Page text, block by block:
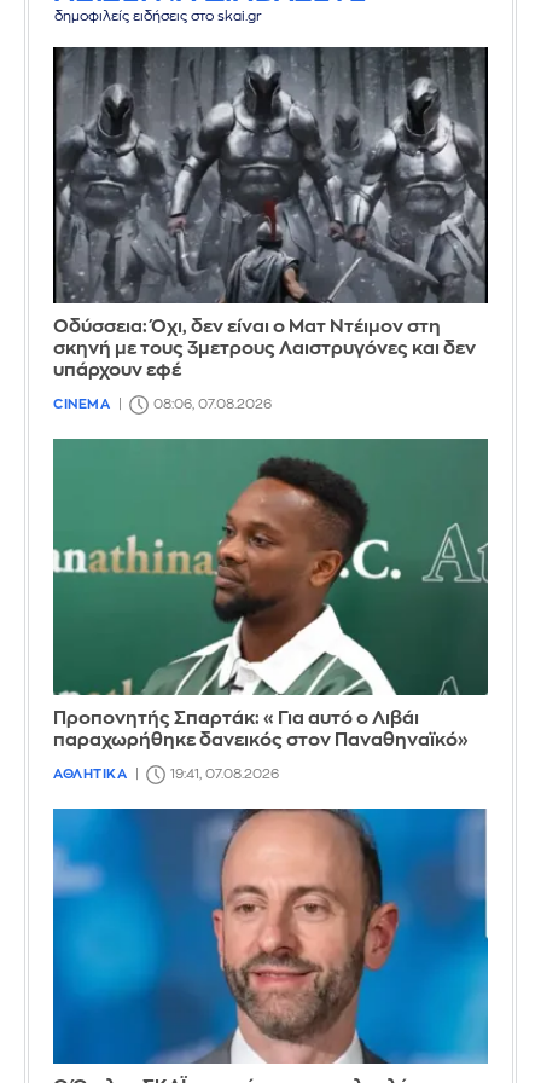
δημοφιλείς ειδήσεις στο skai.gr
Οδύσσεια: Όχι, δεν είναι ο Ματ Ντέιμον στη
σκηνή με τους 3μετρους Λαιστρυγόνες και δεν
υπάρχουν εφέ
CINEMA 08:06, 07.08.2026
Προπονητής Σπαρτάκ: «Για αυτό ο Λιβάι
παραχωρήθηκε δανεικός στον Παναθηναϊκό»
ΑΘΛΗΤΙΚΑ 19:41, 07.08.2026